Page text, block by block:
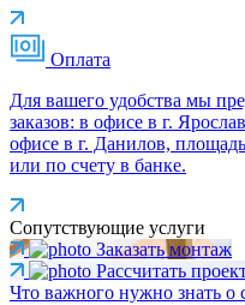
Оплата
Для вашего удобства мы
заказов: в офисе в г.
офисе в г. Данилов,
или по счету в банке.
Сопутствующие услуги
Заказать монтаж
Рассчитать
Что важного нужно знать о